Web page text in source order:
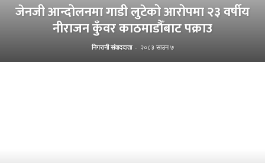
जेनजी आन्दोलनमा गाडी लुटेको आरोपमा २३ वर्षीय
नीराजन कुँवर काठमाडौँबाट पक्राउ
निगरानी संवाददाता - २०८३ साउन ७